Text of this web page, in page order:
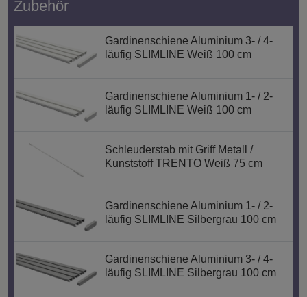
Zubehör
Gardinenschiene Aluminium 3- / 4-
läufig SLIMLINE Weiß 100 cm
Gardinenschiene Aluminium 1- / 2-
läufig SLIMLINE Weiß 100 cm
Schleuderstab mit Griff Metall /
Kunststoff TRENTO Weiß 75 cm
Gardinenschiene Aluminium 1- / 2-
läufig SLIMLINE Silbergrau 100 cm
Gardinenschiene Aluminium 3- / 4-
läufig SLIMLINE Silbergrau 100 cm